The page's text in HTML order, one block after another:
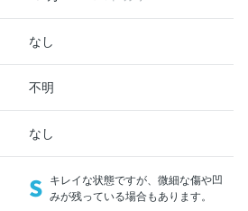
なし
不明
なし
S キレイな状態ですが、微細な傷や凹
みが残っている場合もあります。